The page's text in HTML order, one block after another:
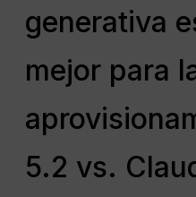
generativa
mejor para
5.2 vs.